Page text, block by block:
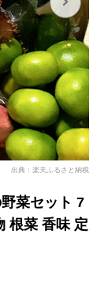
出典：楽天ふるさと納税
菜セット 7
根菜 香味 定